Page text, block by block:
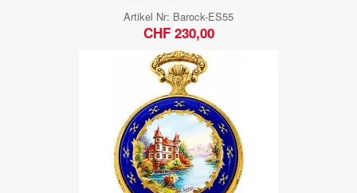
Artikel Nr: Barock-ES55
CHF 230,00